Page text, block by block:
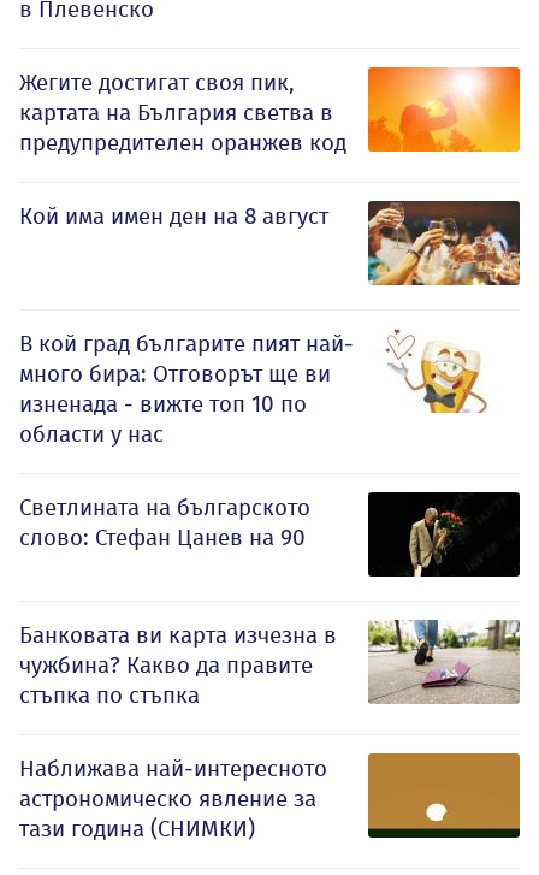
в Плевенско
Жегите достигат своя пик,
картата на България светва в
предупредителен оранжев код
Кой има имен ден на 8 август
В кой град българите пият най-
много бира: Отговорът ще ви
изненада - вижте топ 10 по
области у нас
Светлината на българското
слово: Стефан Цанев на 90
Банковата ви карта изчезна в
чужбина? Какво да правите
стъпка по стъпка
Наближава най-интересното
астрономическо явление за
тази година (СНИМКИ)